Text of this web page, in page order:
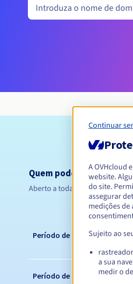
Quem pode registar um
Aberto a todas as pessoas
Período de registo
Período de renovação
Continuar
A OVHcloud e
website.
do site.
assegurar
medições de
Sujeito ao
a sua
medir o